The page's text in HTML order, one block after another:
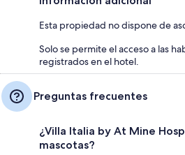
Esta propiedad no dispone de
Solo se permite el acceso a las
registrados en el hotel.
Preguntas frecuentes
¿Villa Italia by At Mine
mascotas?